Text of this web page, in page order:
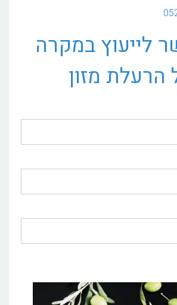
לייעוץ במקרה
הרעלת מזון